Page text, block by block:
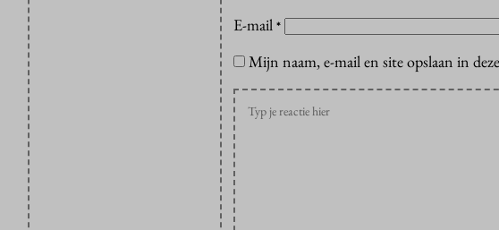
E-mail *
Mijn naam, e-mail en site opslaan in